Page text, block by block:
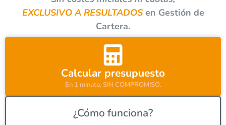
t
i
v
:
EXCLUSIVO A RESULTADOSen Gestión de
Cartera.
Calcular presupuesto
En 1 minuto, SIN COMPROMISO.
¿Cómo funciona?